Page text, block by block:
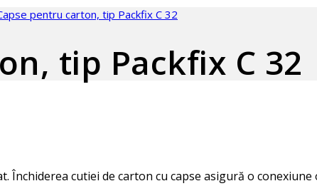
pentru carton, tip Packfix C 32
tip Packfix C 32
cutiei de carton cu capse asigură o